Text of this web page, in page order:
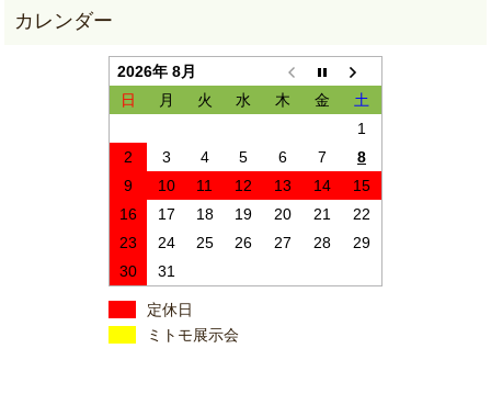
2026年 8月
日
月 火 水 木 金
土
1
2
3 4 5 6 7
8
9
10 11 12 13 14
15
16
17 18 19 20 21
22
23
24 25 26 27 28
29
30
31
定休日
ミトモ展示会